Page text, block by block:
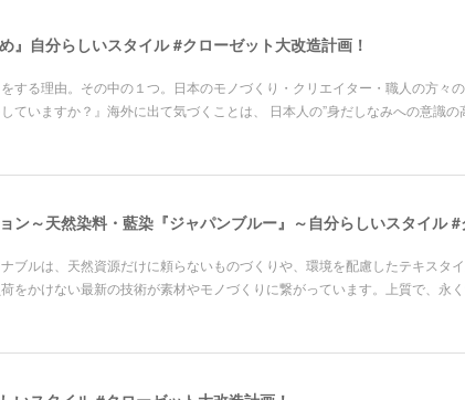
』自分らしいスタイル #クローゼット大改造計画！
する理由。その中の１つ。日本のモノづくり・クリエイター・職人の方々の
ていますか？』海外に出て気づくことは、 日本人の”身だしなみへの意識
ン～天然染料・藍染『ジャパンブルー』～自分らしいスタイル #
ブルは、天然資源だけに頼らないものづくりや、環境を配慮したテキスタ
をかけない最新の技術が素材やモノづくりに繋がっています。上質で、永